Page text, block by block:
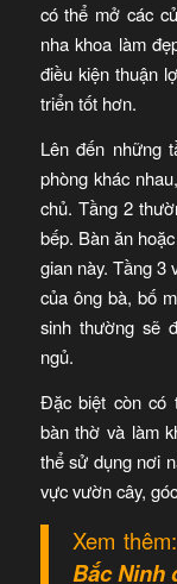
có thể mở các
nha khoa làm
điều kiện thuận
triển tốt hơn.
Lên đến những
phòng khác
chủ. Tầng 2
bếp. Bàn ăn
gian này. Tầng 3
của ông bà, bố
sinh thường sẽ
ngủ.
Đặc biệt còn có
bàn thờ và làm
thể sử dụng nơi
vực vườn cây,
Xem
Bắc Ninh